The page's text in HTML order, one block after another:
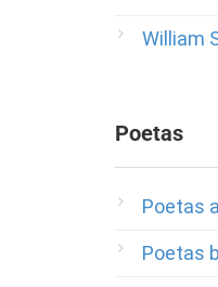
William
Poetas
Poetas
Poetas